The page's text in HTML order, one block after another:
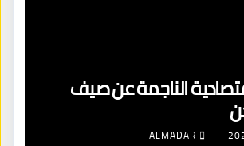
الناجمة عن صيف
ALMADAR